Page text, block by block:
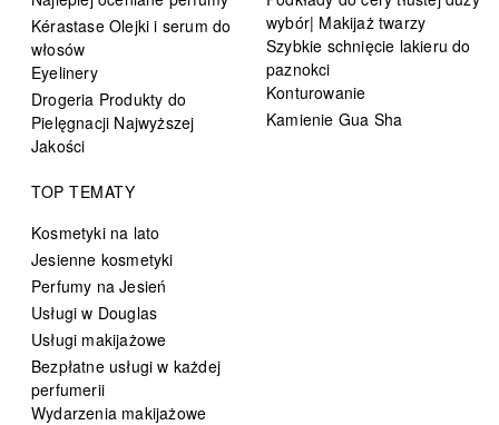
Kérastase Olejki i serum do
włosów
Eyelinery
Drogeria Produkty do
Pielęgnacji Najwyższej
Jakości
wybór| Makijaż twarzy
Szybkie schnięcie lakieru do
paznokci
Konturowanie
Kamienie Gua Sha
TOP TEMATY
Kosmetyki na lato
Jesienne kosmetyki
Perfumy na Jesień
Usługi w Douglas
Usługi makijażowe
Bezpłatne usługi w każdej
perfumerii
Wydarzenia makijażowe